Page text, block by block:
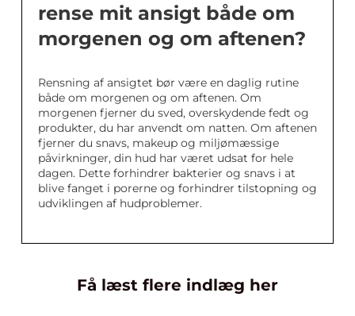
rense mit ansigt både om
morgenen og om aftenen?
Rensning af ansigtet bør være en daglig rutine
både om morgenen og om aftenen. Om
morgenen fjerner du sved, overskydende fedt og
produkter, du har anvendt om natten. Om aftenen
fjerner du snavs, makeup og miljømæssige
påvirkninger, din hud har været udsat for hele
dagen. Dette forhindrer bakterier og snavs i at
blive fanget i porerne og forhindrer tilstopning og
udviklingen af hudproblemer.
Få læst flere indlæg her